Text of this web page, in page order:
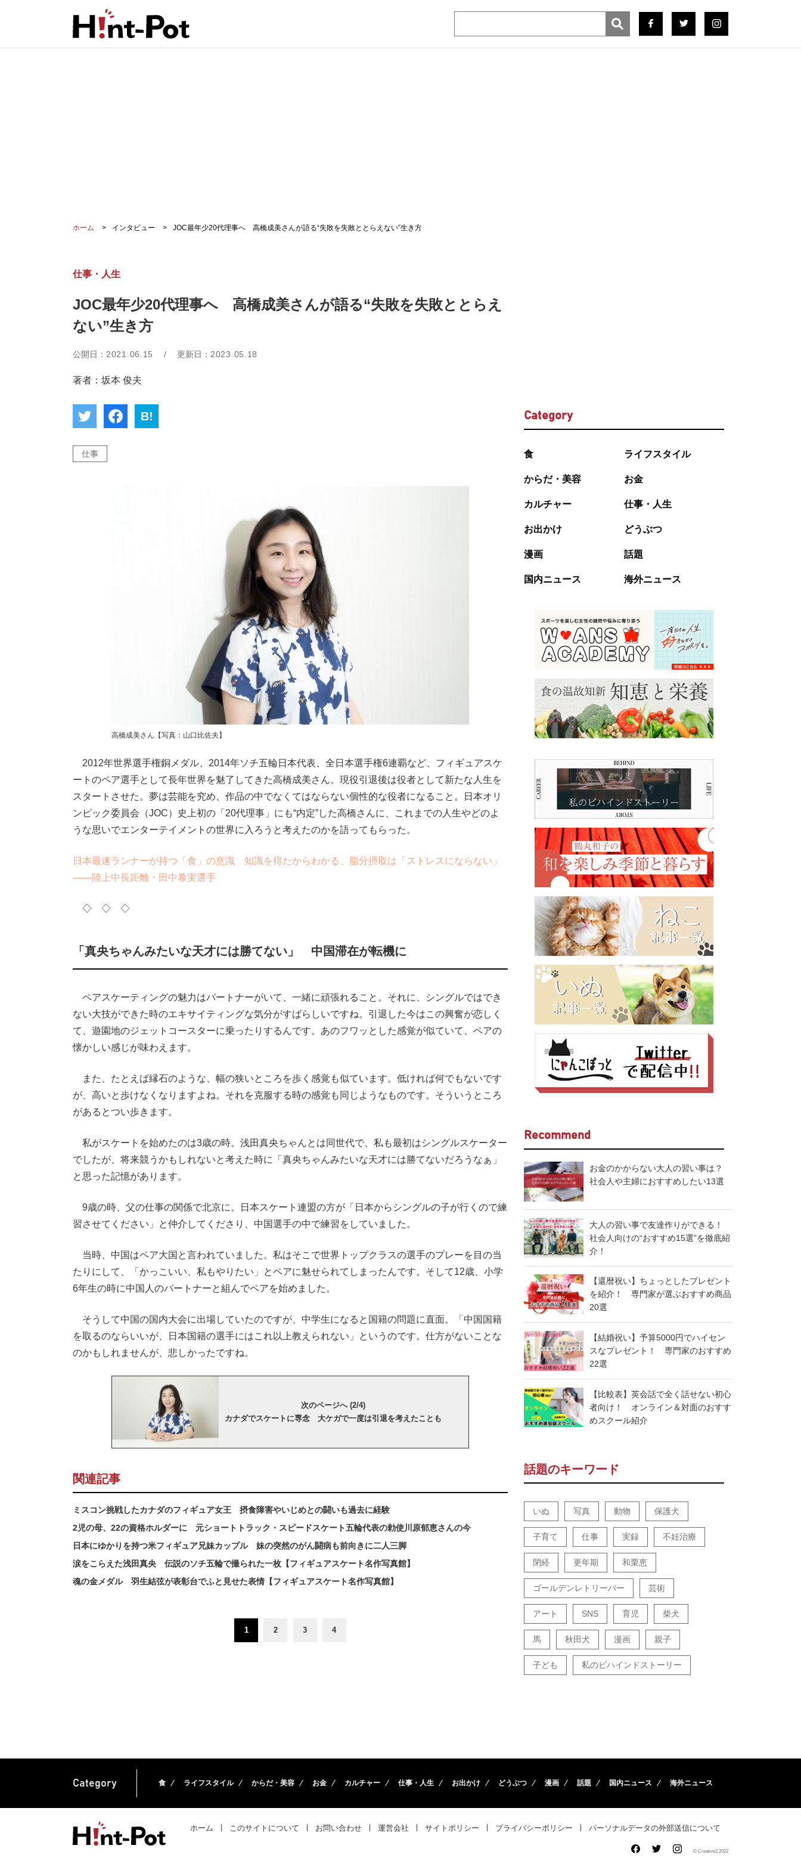
ホーム インタビュー JOC最年少20代理事へ 高橋成美さんが語る“失敗を失敗ととらえない”生き方
仕事・人生
JOC最年少20代理事へ 高橋成美さんが語る“失敗を失敗ととらえ
ない”生き方
公開日： 2021.06.15 / 更新日： 2023.05.18
著者：坂本 俊夫
B!
仕事
高橋成美さん【写真：山口比佐夫】
2012年世界選手権銅メダル、2014年ソチ五輪日本代表、全日本選手権6連覇など、フィギュアスケ
ートのペア選手として長年世界を魅了してきた高橋成美さん。現役引退後は役者として新たな人生を
スタートさせた。夢は芸能を究め、作品の中でなくてはならない個性的な役者になること。日本オリ
ンピック委員会（JOC）史上初の「20代理事」にも“内定”した高橋さんに、これまでの人生やどのよ
うな思いでエンターテイメントの世界に入ろうと考えたのかを語ってもらった。
日本最速ランナーが持つ「食」の意識 知識を得たからわかる、脂分摂取は「ストレスにならない」
――陸上中長距離・田中希実選手
◇ ◇ ◇
「真央ちゃんみたいな天才には勝てない」 中国滞在が転機に
ペアスケーティングの魅力はパートナーがいて、一緒に頑張れること。それに、シングルではでき
ない大技ができた時のエキサイティングな気分がすばらしいですね。引退した今はこの興奮が恋しく
て、遊園地のジェットコースターに乗ったりするんです。あのフワッとした感覚が似ていて、ペアの
懐かしい感じが味わえます。
また、たとえば縁石のような、幅の狭いところを歩く感覚も似ています。低ければ何でもないです
が、高いと歩けなくなりますよね。それを克服する時の感覚も同じようなものです。そういうところ
があるとつい歩きます。
私がスケートを始めたのは3歳の時。浅田真央ちゃんとは同世代で、私も最初はシングルスケーター
でしたが、将来競うかもしれないと考えた時に「真央ちゃんみたいな天才には勝てないだろうなぁ」
と思った記憶があります。
9歳の時、父の仕事の関係で北京に。日本スケート連盟の方が「日本からシングルの子が行くので練
習させてください」と仲介してくださり、中国選手の中で練習をしていました。
当時、中国はペア大国と言われていました。私はそこで世界トップクラスの選手のプレーを目の当
たりにして、「かっこいい、私もやりたい」とペアに魅せられてしまったんです。そして12歳、小学
6年生の時に中国人のパートナーと組んでペアを始めました。
そうして中国の国内大会に出場していたのですが、中学生になると国籍の問題に直面。「中国国籍
を取るのならいいが、日本国籍の選手にはこれ以上教えられない」というのです。仕方がないことな
のかもしれませんが、悲しかったですね。
次のページへ (2/4)
カナダでスケートに専念 大ケガで一度は引退を考えたことも
関連記事
ミスコン挑戦したカナダのフィギュア女王 摂食障害やいじめとの闘いも過去に経験
2児の母、22の資格ホルダーに 元ショートトラック・スピードスケート五輪代表の勅使川原郁恵さんの今
日本にゆかりを持つ米フィギュア兄妹カップル 妹の突然のがん闘病も前向きに二人三脚
涙をこらえた浅田真央 伝説のソチ五輪で撮られた一枚【フィギュアスケート名作写真館】
魂の金メダル 羽生結弦が表彰台でふと見せた表情【フィギュアスケート名作写真館】
1 2 3 4
Category
食 ライフスタイル
からだ・美容 お金
カルチャー 仕事・人生
お出かけ どうぶつ
漫画 話題
国内ニュース 海外ニュース
Recommend
お金のかからない大人の習い事は？
社会人や主婦におすすめしたい13選
大人の習い事で友達作りができる！
社会人向けの“おすすめ15選”を徹底紹
介！
【還暦祝い】ちょっとしたプレゼント
を紹介！ 専門家が選ぶおすすめ商品
20選
【結婚祝い】予算5000円でハイセン
スなプレゼント！ 専門家のおすすめ
22選
【比較表】英会話で全く話せない初心
者向け！ オンライン＆対面のおすす
めスクール紹介
話題のキーワード
いぬ 写真 動物 保護犬
子育て 仕事 実録 不妊治療
閉経 更年期 和栗恵
ゴールデンレトリーバー 芸術
アート SNS 育児 柴犬
馬 秋田犬 漫画 親子
子ども 私のビハインドストーリー
Category 食 ライフスタイル からだ・美容 お金 カルチャー 仕事・人生 お出かけ どうぶつ 漫画 話題 国内ニュース 海外ニュース
ホーム このサイトについて お問い合わせ 運営会社 サイトポリシー プライバシーポリシー パーソナルデータの外部送信について
© Creative2 2022